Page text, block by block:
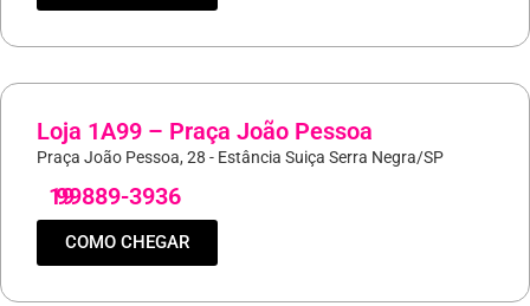
Loja 1A99 – Praça João Pessoa
Praça João Pessoa, 28 - Estância Suiça Serra Negra/SP
19
99889-3936
COMO CHEGAR